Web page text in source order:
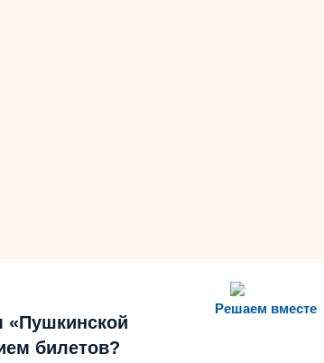
Решаем вместе
«Пушкинской
билетов?